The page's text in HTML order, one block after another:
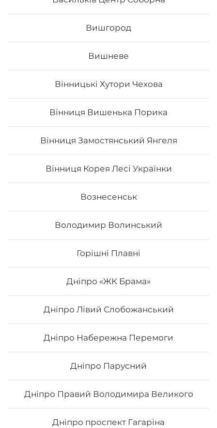
Вишгород
Вишневе
Вінницькі Хутори Чехова
Вінниця Вишенька Порика
Вінниця Замостянський Янгеля
Вінниця Корея Лесі Українки
Вознесенськ
Володимир Волинський
Горішні Плавні
Дніпро «ЖК Брама»
Дніпро Лівий Слобожанський
Дніпро Набережна Перемоги
Дніпро Парусний
Дніпро Правий Володимира Великого
Дніпро проспект Гагаріна
Грандвей
Склад: рис, норі, сир філадельфія, тигрова креветка,
289₴
Туна тобіко Deluxe
Склад: рис, норі, сир філадельфія, авокадо, сурімі, ікра
265₴